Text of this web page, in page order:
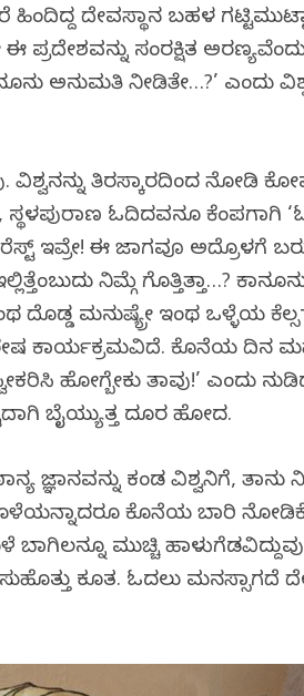
ಹಿಂದಿದ್ದ ದೇವಸ್ಥಾನ ಬಹಳ
ಪ್ರದೇಶವನ್ನು ಸಂರಕ್ಷಿತ
ಅನುಮತಿ ನೀಡಿತೇ…?’ ಎಂದು
ವಿಶ್ವನನ್ನು ತಿರಸ್ಕಾರದಿಂದ ನೋಡಿ
ಸ್ಥಳಪುರಾಣ ಓದಿದವನೂ ಕೆಂಪಗಾಗಿ
ಇವ್ರೇ! ಈ ಜಾಗವೂ ಅದ್ರೊಳಗೆ
ನಿಮ್ಗೆ ಗೊತ್ತಿತ್ತಾ…?
ದೊಡ್ಡ ಮನುಷ್ಯ್ರೇ ಇಂಥ ಒಳ್ಳೆಯ ಕೆಲ್ಸ
ಕಾರ್ಯಕ್ರಮವಿದೆ. ಕೊನೆಯ ದಿನ
ಹೋಗ್ಬೇಕು ತಾವು!’ ಎಂದು
ಬೈಯ್ಯುತ್ತ ದೂರ ಹೋದ.
ಜ್ಞಾನವನ್ನು ಕಂಡ ವಿಶ್ವನಿಗೆ, ತಾನು
ಕೊನೆಯ ಬಾರಿ
ಬಾಗಿಲನ್ನೂ ಮುಚ್ಚಿ
ಕೂತ. ಓದಲು ಮನಸ್ಸಾಗದೆ